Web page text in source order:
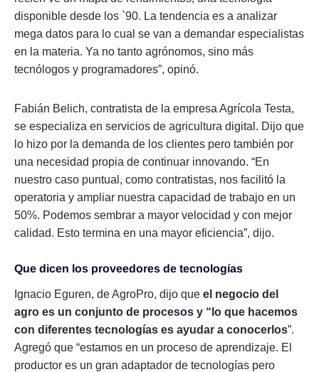
disponible desde los `90. La tendencia es a analizar
mega datos para lo cual se van a demandar especialistas
en la materia. Ya no tanto agrónomos, sino más
tecnólogos y programadores”, opinó.
Fabián Belich, contratista de la empresa Agrícola Testa,
se especializa en servicios de agricultura digital. Dijo que
lo hizo por la demanda de los clientes pero también por
una necesidad propia de continuar innovando. “En
nuestro caso puntual, como contratistas, nos facilitó la
operatoria y ampliar nuestra capacidad de trabajo en un
50%. Podemos sembrar a mayor velocidad y con mejor
calidad. Esto termina en una mayor eficiencia”, dijo.
Que dicen los proveedores de tecnologías
Ignacio Eguren, de AgroPro, dijo que el negocio del
agro es un conjunto de procesos y “lo que hacemos
con diferentes tecnologías es ayudar a conocerlos”.
Agregó que “estamos en un proceso de aprendizaje. El
productor es un gran adaptador de tecnologías pero